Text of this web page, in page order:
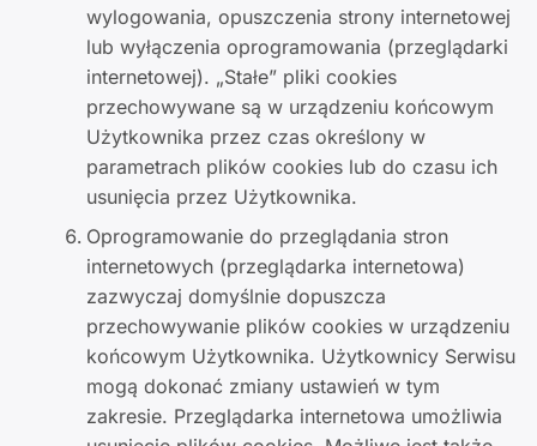
wylogowania, opuszczenia strony internetowej
lub wyłączenia oprogramowania (przeglądarki
internetowej). „Stałe” pliki cookies
przechowywane są w urządzeniu końcowym
Użytkownika przez czas określony w
parametrach plików cookies lub do czasu ich
usunięcia przez Użytkownika.
Oprogramowanie do przeglądania stron
internetowych (przeglądarka internetowa)
zazwyczaj domyślnie dopuszcza
przechowywanie plików cookies w urządzeniu
końcowym Użytkownika. Użytkownicy Serwisu
mogą dokonać zmiany ustawień w tym
zakresie. Przeglądarka internetowa umożliwia